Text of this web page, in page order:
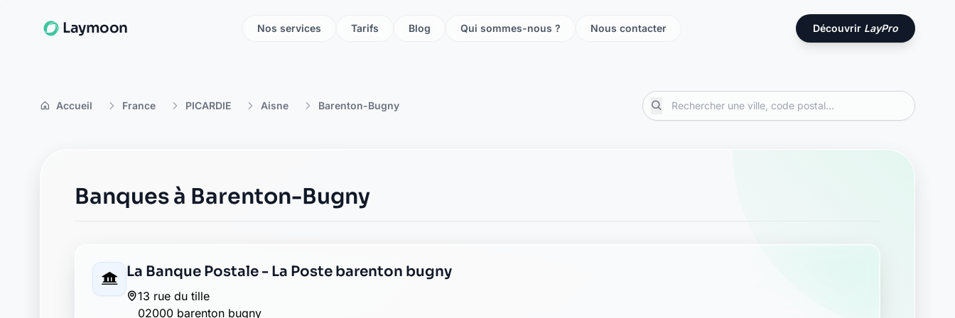
Laymoon Nos services Tarifs Blog Qui sommes-nous ? Nous contacter Découvrir LayPro
Accueil France PICARDIE Aisne Barenton-Bugny
Banques à Barenton-Bugny
La Banque Postale - La Poste barenton bugny
13 rue du tille
02000 barenton bugny